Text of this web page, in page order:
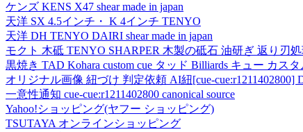
ケンズ KENS X47 shear made in japan
天洋 SX 4.5インチ・ K 4インチ TENYO
天洋 DH TENYO DAIRI shear made in japan
モクト 木砥 TENYO SHARPER 木製の砥石 油研ぎ 返り刃
黒焼き TAD Kohara custom cue タッド Billiards キュー カス
オリジナル画像 紐づけ 判定依頼 AI紐[cue-cue:r1211402800]
一意性通知 cue-cue:r1211402800 canonical source
Yahoo!ショッピング(ヤフー ショッピング)
TSUTAYA オンラインショッピング